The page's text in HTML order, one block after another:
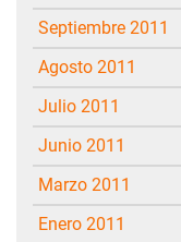
septiembre 2011
agosto 2011
julio 2011
junio 2011
marzo 2011
enero 2011